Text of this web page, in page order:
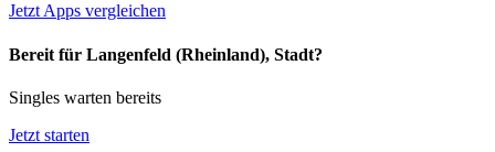
Jetzt Apps vergleichen
Bereit für Langenfeld (Rheinland), Stadt?
Singles warten bereits
Jetzt starten